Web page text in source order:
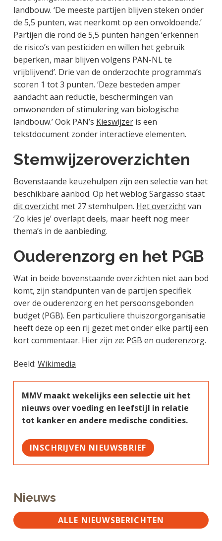
landbouw. ‘De meeste partijen blijven steken onder
de 5,5 punten, wat neerkomt op een onvoldoende.’
Partijen die rond de 5,5 punten hangen ‘erkennen
de risico’s van pesticiden en willen het gebruik
beperken, maar blijven volgens PAN-NL te
vrijblijvend’. Drie van de onderzochte programma’s
scoren 1 tot 3 punten. ‘Deze besteden amper
aandacht aan reductie, beschermingen van
omwonenden of stimulering van biologische
landbouw.’ Ook PAN’s Kieswijzeris een
tekstdocument zonder interactieve elementen.
Stemwijzeroverzichten
Bovenstaande keuzehulpen zijn een selectie van het
beschikbare aanbod. Op het weblog Sargasso staat
dit overzichtmet 27 stemhulpen. Het overzichtvan
‘Zo kies je’ overlapt deels, maar heeft nog meer
thema’s in de aanbieding.
Ouderenzorg en het PGB
Wat in beide bovenstaande overzichten niet aan bod
komt, zijn standpunten van de partijen specifiek
over de ouderenzorg en het persoonsgebonden
budget (PGB). Een particuliere thuiszorgorganisatie
heeft deze op een rij gezet met onder elke partij een
kort commentaar. Hier zijn ze: PGB en ouderenzorg.
Beeld: Wikimedia
MMV maakt wekelijks een selectie uit het
nieuws over voeding en leefstijl in relatie
tot kanker en andere medische condities.
INSCHRIJVEN NIEUWSBRIEF
Nieuws
ALLE NIEUWSBERICHTEN